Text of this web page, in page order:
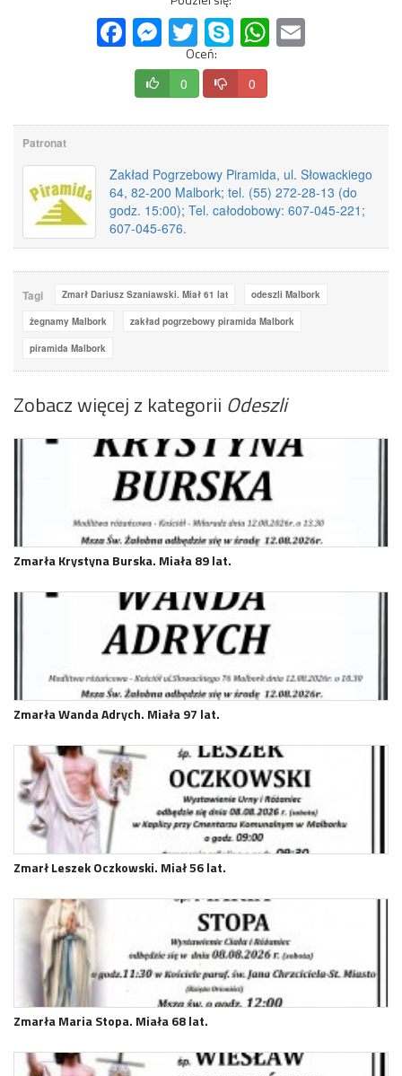
FacebookMessenger
Twitter Skype WhatsApp
Oceń:
0 0
Patronat
Zakład Pogrzebowy Piramida, ul. Słowackiego
64, 82-200 Malbork; tel. (55) 272-28-13 (do
godz. 15:00); Tel. całodobowy: 607-045-221;
607-045-676.
Tagi Zmarł Dariusz Szaniawski. Miał 61 lat odeszli Malbork
żegnamy Malbork zakład pogrzebowy piramida Malbork
piramida Malbork
Zobacz więcej z kategorii Odeszli
Zmarła Krystyna Burska. Miała 89 lat.
Zmarła Wanda Adrych. Miała 97 lat.
Zmarł Leszek Oczkowski. Miał 56 lat.
Zmarła Maria Stopa. Miała 68 lat.